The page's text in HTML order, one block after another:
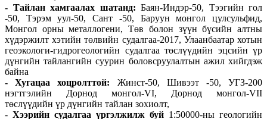
- Тайлан хамгаалах шатанд: Баян-Индэр-50, Тээгийн гол
-50, Тэрэм уул-50, Сант -50, Баруун монгол цулсульфид,
Монгол орны металлогени, Төв болон зүүн бүсийн алтны
хүдэржилт хэтийн төлвийн судалгаа-2017, Улаанбаатар хотын
геоэкологи-гидрогеологийн судалгаа төслүүдийн эцсийн үр
дүнгийн тайлангийн суурин боловсруулалтын ажил хийгдэж
байна
- Хугацаа хоцролттой: Жинст-50, Шивээт -50, УГЗ-200
нэгтгэлийн Дорнод монгол-VI, Дорнод монгол-VII
төслүүдийн үр дүнгийн тайлан зохиолт,
- Хээрийн судалгаа үргэлжилж буй 1:50000-ны геологийн